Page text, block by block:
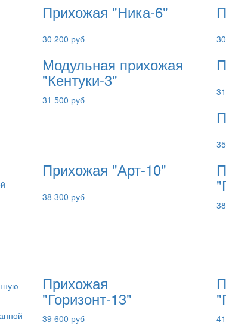
Прихожая "Ника-6"
30 200 руб
Модульная прихожая
"Кентуки-3"
31 500 руб
Прихожая "Арт-10"
38 300 руб
Прихожая
"Горизонт-13"
39 600 руб